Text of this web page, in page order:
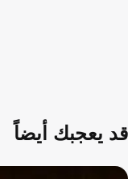
قد يعجبك أيضاً